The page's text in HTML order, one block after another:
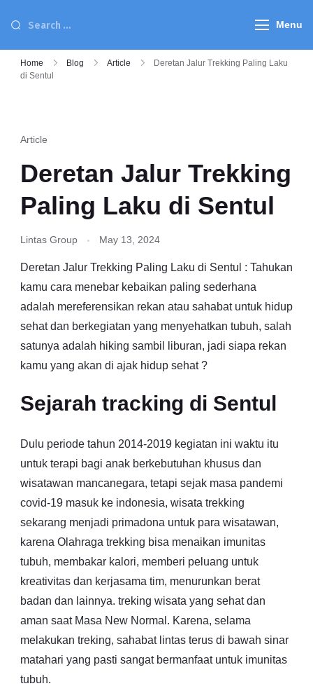
Menu
Home Blog Article
Deretan Jalur Trekking Paling Laku
di Sentul
Article
Deretan Jalur Trekking
Paling Laku di Sentul
Lintas Group May 13, 2024
Deretan Jalur Trekking Paling Laku di Sentul : Tahukan
kamu cara menebar kebaikan paling sederhana
adalah mereferensikan rekan atau sahabat untuk hidup
sehat dan berkegiatan yang menyehatkan tubuh, salah
satunya adalah hiking sambil liburan, jadi siapa rekan
kamu yang akan di ajak hidup sehat ?
Sejarah tracking di Sentul
Dulu periode tahun 2014-2019 kegiatan ini waktu itu
untuk terapi bagi anak berkebutuhan khusus dan
wisatawan mancanegara, tetapi sejak masa pandemi
covid-19 masuk ke indonesia, wisata trekking
sekarang menjadi primadona untuk para wisatawan,
karena Olahraga trekking bisa menaikan imunitas
tubuh, membakar kalori, memberi peluang untuk
kreativitas dan kerjasama tim, menurunkan berat
badan dan lainnya. treking wisata yang sehat dan
aman saat Masa New Normal. Karena, selama
melakukan treking, sahabat lintas terus di bawah sinar
matahari yang pasti sangat bermanfaat untuk imunitas
tubuh.